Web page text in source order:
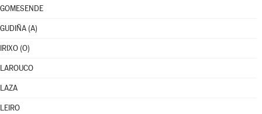
GOMESENDE
GUDIÑA (A)
IRIXO (O)
LAROUCO
LAZA
LEIRO